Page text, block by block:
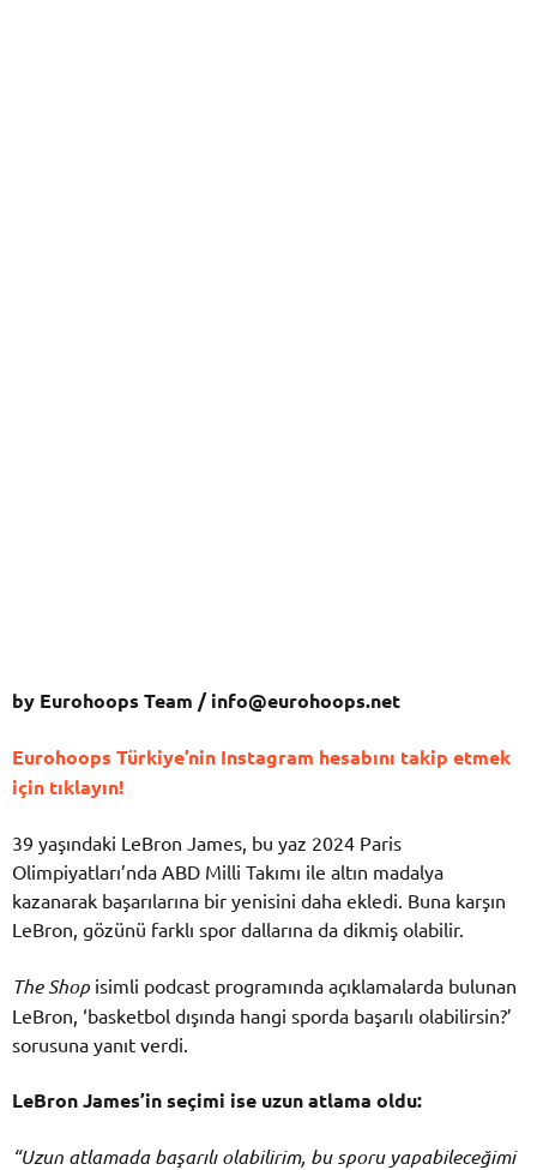
by Eurohoops Team /info@eurohoops.net
Eurohoops Türkiye’nin Instagram hesabını takip etmek
için tıklayın!
39 yaşındaki LeBron James, bu yaz 2024 Paris
Olimpiyatları’nda ABD Milli Takımı ile altın madalya
kazanarak başarılarına bir yenisini daha ekledi. Buna karşın
LeBron, gözünü farklı spor dallarına da dikmiş olabilir.
The Shop isimli podcast programında açıklamalarda bulunan
LeBron, ‘basketbol dışında hangi sporda başarılı olabilirsin?’
sorusuna yanıt verdi.
LeBron James’in seçimi ise uzun atlama oldu:
“Uzun atlamada başarılı olabilirim, bu sporu yapabileceğimi